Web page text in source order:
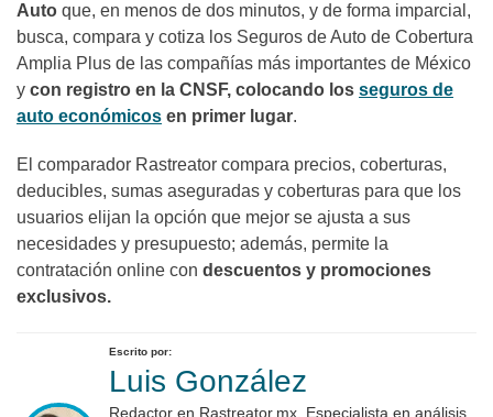
Auto que, en menos de dos minutos, y de forma imparcial,
busca, compara y cotiza los Seguros de Auto de Cobertura
Amplia Plus de las compañías más importantes de México
y con registro en la CNSF, colocando los seguros de
auto económicos en primer lugar.
El comparador Rastreator compara precios, coberturas,
deducibles, sumas aseguradas y coberturas para que los
usuarios elijan la opción que mejor se ajusta a sus
necesidades y presupuesto; además, permite la
contratación online con descuentos y promociones
exclusivos.
Escrito por:
Luis González
Redactor en Rastreator.mx. Especialista en análisis